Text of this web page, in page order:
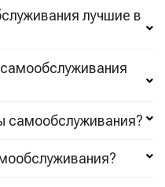
лучшие в
самообслуживания?